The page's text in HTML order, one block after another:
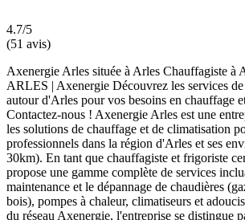
4.7/5
(51 avis)
Axenergie Arles située à Arles Chauffagiste à
ARLES | Axenergie Découvrez les services
autour d'Arles pour vos besoins en chauffage
Contactez-nous ! Axenergie Arles est une
les solutions de chauffage et de climatisation
professionnels dans la région d'Arles et ses
30km). En tant que chauffagiste et frigoriste
propose une gamme complète de services
maintenance et le dépannage de chaudières
bois), pompes à chaleur, climatiseurs et
du réseau Axenergie, l'entreprise se distingue